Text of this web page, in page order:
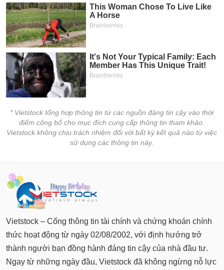
* Vietstock tổng hợp thông tin từ các nguồn đáng tin cậy vào thời
điểm công bố cho mục đích cung cấp thông tin tham khảo.
Vietstock không chịu trách nhiệm đối với bất kỳ kết quả nào từ việc
sử dụng các thông tin này.
Vietstock – Cổng thông tin tài chính và chứng khoán chính
thức hoạt động từ ngày 02/08/2002, với định hướng trở
thành người bạn đồng hành đáng tin cậy của nhà đầu tư.
Ngay từ những ngày đầu, Vietstock đã không ngừng nỗ lực